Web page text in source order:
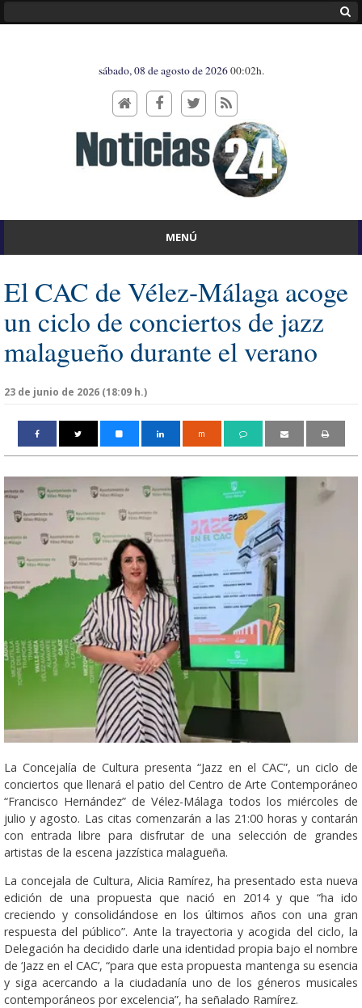
sábado, 08 de agosto de 202600:02h.
MENÚ
El CAC de Vélez-Málaga acoge
un ciclo de conciertos de jazz
malagueño durante el verano
23 de junio de 2026 (18:09 h.)
m
La Concejalía de Cultura presenta “Jazz en el CAC”, un ciclo de
conciertos que llenará el patio del Centro de Arte Contemporáneo
“Francisco Hernández” de Vélez-Málaga todos los miércoles de
julio y agosto. Las citas comenzarán a las 21:00 horas y contarán
con entrada libre para disfrutar de una selección de grandes
artistas de la escena jazzística malagueña.
La concejala de Cultura, Alicia Ramírez, ha presentado esta nueva
edición de una propuesta que nació en 2014 y que “ha ido
creciendo y consolidándose en los últimos años con una gran
respuesta del público”. Ante la trayectoria y acogida del ciclo, la
Delegación ha decidido darle una identidad propia bajo el nombre
de ‘Jazz en el CAC’, “para que esta propuesta mantenga su esencia
y siga acercando a la ciudadanía uno de los géneros musicales
contemporáneos por excelencia”, ha señalado Ramírez.